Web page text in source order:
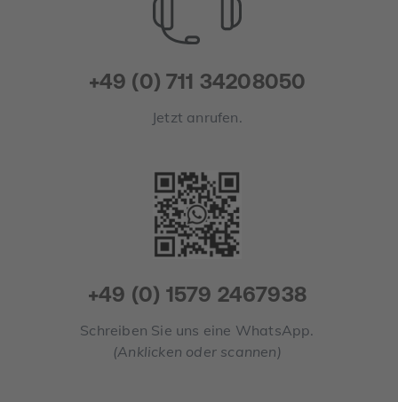
+49 (0) 711 34208050
Jetzt anrufen.
+49 (0) 1579 2467938
Schreiben Sie uns eine WhatsApp.
(Anklicken oder scannen)